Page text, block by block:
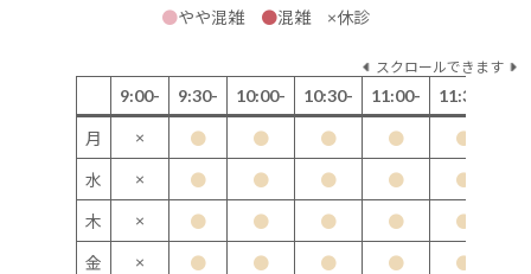
●やや混雑 ●混雑 ×休診
スクロールできます
9:00- 9:30- 10:00- 10:30- 11:00- 11:30-
月 × ● ● ● ● ●
水 × ● ● ● ● ●
木 × ● ● ● ● ●
金 × ● ● ● ● ●